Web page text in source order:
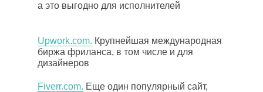
а это выгодно для исполнителей
Upwork.com. Крупнейшая международная
биржа фриланса, в том числе и для
дизайнеров
Fiverr.com. Еще один популярный сайт,